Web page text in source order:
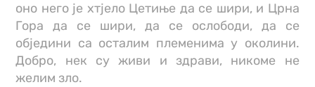
оно него је хтјело Цетиње да се шири, и Црна
Гора да се шири, да се ослободи, да се
обједини са осталим племенима у околини.
Добро, нек су живи и здрави, никоме не
желим зло.